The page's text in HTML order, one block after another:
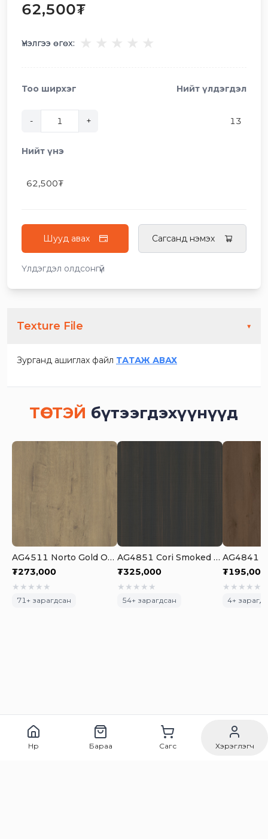
62,500₮
Үнэлгээ өгөх:
Тоо ширхэг
- +
Нийт үлдэгдэл
13
Нийт үнэ
62,500₮
Шууд авах Сагсанд нэмэх
Үлдэгдэл олдсонгүй
Texture File ▼
Зурганд ашиглах файл ТАТАЖ АВАХ
ТӨСТЭЙ бүтээгдэхүүнүүд
AG4511 Norto Gold OAK
₮273,000
★ ★ ★ ★ ★
71+ зарагдсан
AG4851 Cori Smoked Oak
₮325,000
★ ★ ★ ★ ★
54+ зарагдсан
₮195,000
★ ★ ★ ★ ★
4+
Нүүр Бараа Сагс Хэрэглэгч